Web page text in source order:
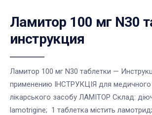
Ламитор 100 мг N30
инструкция
Ламитор 100 мг N30 таблетки —
применению ІНСТРУКЦІЯ для медичного
лікарського засобу ЛАМІТОР Склад:
lamotrigine; 1 таблетка містить